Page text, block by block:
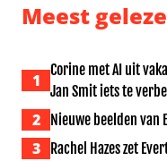
Meest
1
Corine met AI uit
Jan Smit iets te
2 Nieuwe beelden van
3 Rachel Hazes zet